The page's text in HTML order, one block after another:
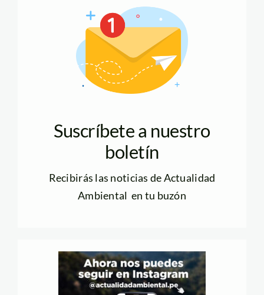
Suscríbete a nuestro
boletín
Recibirás las noticias de Actualidad
Ambiental en tu buzón